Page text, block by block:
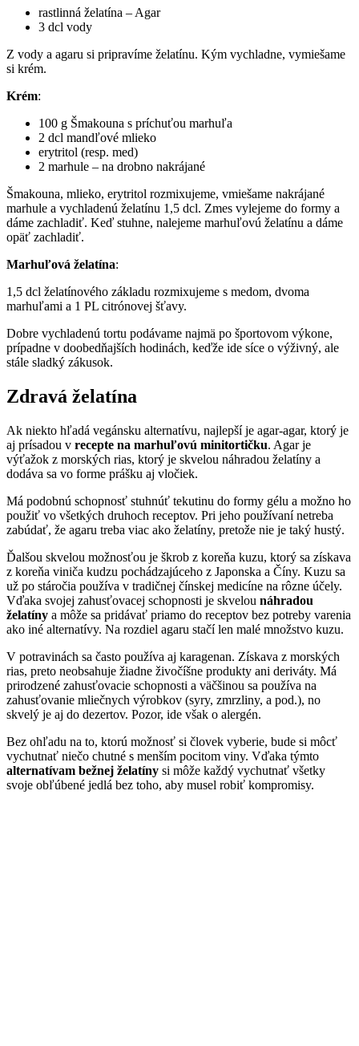
rastlinná želatína – Agar
3 dcl vody
Z vody a agaru si pripravíme želatínu. Kým vychladne, vymiešame
si krém.
Krém:
100 g Šmakouna s príchuťou marhuľa
2 dcl mandľové mlieko
erytritol (resp. med)
2 marhule – na drobno nakrájané
Šmakouna, mlieko, erytritol rozmixujeme, vmiešame nakrájané
marhule a vychladenú želatínu 1,5 dcl. Zmes vylejeme do formy a
dáme zachladiť. Keď stuhne, nalejeme marhuľovú želatínu a dáme
opäť zachladiť.
Marhuľová želatína:
1,5 dcl želatínového základu rozmixujeme s medom, dvoma
marhuľami a 1 PL citrónovej šťavy.
Dobre vychladenú tortu podávame najmä po športovom výkone,
prípadne v doobedňajších hodinách, keďže ide síce o výživný, ale
stále sladký zákusok.
Zdravá želatína
Ak niekto hľadá vegánsku alternatívu, najlepší je agar-agar, ktorý je
aj prísadou v recepte na marhuľovú minitortičku. Agar je
výťažok z morských rias, ktorý je skvelou náhradou želatíny a
dodáva sa vo forme prášku aj vločiek.
Má podobnú schopnosť stuhnúť tekutinu do formy gélu a možno ho
použiť vo všetkých druhoch receptov. Pri jeho používaní netreba
zabúdať, že agaru treba viac ako želatíny, pretože nie je taký hustý.
Ďalšou skvelou možnosťou je škrob z koreňa kuzu, ktorý sa získava
z koreňa viniča kudzu pochádzajúceho z Japonska a Číny. Kuzu sa
už po stáročia používa v tradičnej čínskej medicíne na rôzne účely.
Vďaka svojej zahusťovacej schopnosti je skvelou náhradou
želatíny a môže sa pridávať priamo do receptov bez potreby varenia
ako iné alternatívy. Na rozdiel agaru stačí len malé množstvo kuzu.
V potravinách sa často používa aj karagenan. Získava z morských
rias, preto neobsahuje žiadne živočíšne produkty ani deriváty. Má
prirodzené zahusťovacie schopnosti a väčšinou sa používa na
zahusťovanie mliečnych výrobkov (syry, zmrzliny, a pod.), no
skvelý je aj do dezertov. Pozor, ide však o alergén.
Bez ohľadu na to, ktorú možnosť si človek vyberie, bude si môcť
vychutnať niečo chutné s menším pocitom viny. Vďaka týmto
alternatívam bežnej želatíny si môže každý vychutnať všetky
svoje obľúbené jedlá bez toho, aby musel robiť kompromisy.